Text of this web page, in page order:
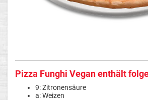
Pizza Funghi Vegan enthält
9: Zitronensäure
a: Weizen